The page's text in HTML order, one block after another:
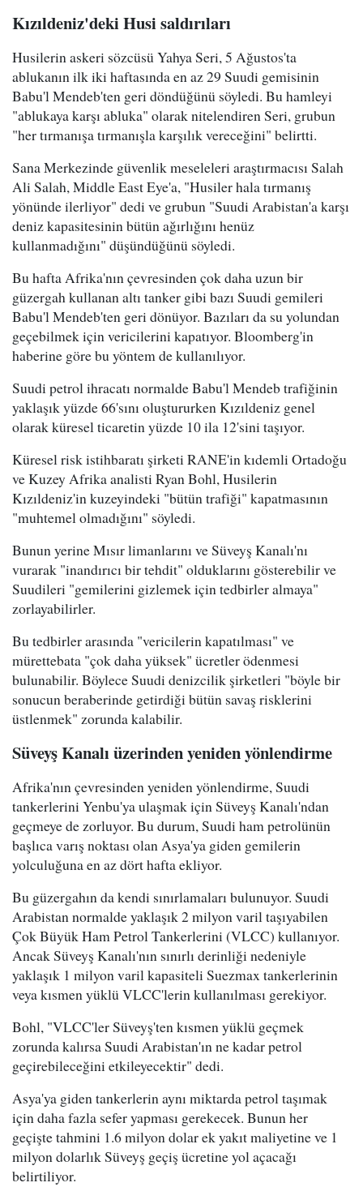
Kızıldeniz'deki Husi saldırıları
Husilerin askeri sözcüsü Yahya Seri, 5 Ağustos'ta
ablukanın ilk iki haftasında en az 29 Suudi gemisinin
Babu'l Mendeb'ten geri döndüğünü söyledi. Bu hamleyi
"ablukaya karşı abluka" olarak nitelendiren Seri, grubun
"her tırmanışa tırmanışla karşılık vereceğini" belirtti.
Sana Merkezinde güvenlik meseleleri araştırmacısı Salah
Ali Salah, Middle East Eye'a, "Husiler hala tırmanış
yönünde ilerliyor" dedi ve grubun "Suudi Arabistan'a karşı
deniz kapasitesinin bütün ağırlığını henüz
kullanmadığını" düşündüğünü söyledi.
Bu hafta Afrika'nın çevresinden çok daha uzun bir
güzergah kullanan altı tanker gibi bazı Suudi gemileri
Babu'l Mendeb'ten geri dönüyor. Bazıları da su yolundan
geçebilmek için vericilerini kapatıyor. Bloomberg'in
haberine göre bu yöntem de kullanılıyor.
Suudi petrol ihracatı normalde Babu'l Mendeb trafiğinin
yaklaşık yüzde 66'sını oluştururken Kızıldeniz genel
olarak küresel ticaretin yüzde 10 ila 12'sini taşıyor.
Küresel risk istihbaratı şirketi RANE'in kıdemli Ortadoğu
ve Kuzey Afrika analisti Ryan Bohl, Husilerin
Kızıldeniz'in kuzeyindeki "bütün trafiği" kapatmasının
"muhtemel olmadığını" söyledi.
Bunun yerine Mısır limanlarını ve Süveyş Kanalı'nı
vurarak "inandırıcı bir tehdit" olduklarını gösterebilir ve
Suudileri "gemilerini gizlemek için tedbirler almaya"
zorlayabilirler.
Bu tedbirler arasında "vericilerin kapatılması" ve
mürettebata "çok daha yüksek" ücretler ödenmesi
bulunabilir. Böylece Suudi denizcilik şirketleri "böyle bir
sonucun beraberinde getirdiği bütün savaş risklerini
üstlenmek" zorunda kalabilir.
Süveyş Kanalı üzerinden yeniden yönlendirme
Afrika'nın çevresinden yeniden yönlendirme, Suudi
tankerlerini Yenbu'ya ulaşmak için Süveyş Kanalı'ndan
geçmeye de zorluyor. Bu durum, Suudi ham petrolünün
başlıca varış noktası olan Asya'ya giden gemilerin
yolculuğuna en az dört hafta ekliyor.
Bu güzergahın da kendi sınırlamaları bulunuyor. Suudi
Arabistan normalde yaklaşık 2 milyon varil taşıyabilen
Çok Büyük Ham Petrol Tankerlerini (VLCC) kullanıyor.
Ancak Süveyş Kanalı'nın sınırlı derinliği nedeniyle
yaklaşık 1 milyon varil kapasiteli Suezmax tankerlerinin
veya kısmen yüklü VLCC'lerin kullanılması gerekiyor.
Bohl, "VLCC'ler Süveyş'ten kısmen yüklü geçmek
zorunda kalırsa Suudi Arabistan'ın ne kadar petrol
geçirebileceğini etkileyecektir" dedi.
Asya'ya giden tankerlerin aynı miktarda petrol taşımak
için daha fazla sefer yapması gerekecek. Bunun her
geçişte tahmini 1.6 milyon dolar ek yakıt maliyetine ve 1
milyon dolarlık Süveyş geçiş ücretine yol açacağı
belirtiliyor.